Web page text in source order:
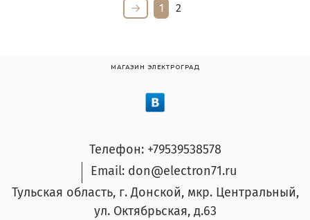
1 2
Телефон: +79539538578
Email: don@electron71.ru
Тульская область, г. Донской, мкр. Центральный,
ул. Октябрьская, д.63
МАГАЗИН ЭЛЕКТРОГРАД